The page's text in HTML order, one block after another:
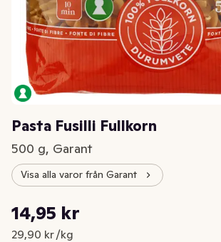
Pasta Fusilli Fullkorn
500 g, Garant
Visa alla varor från Garant
Nuvarande pris är: 14,95 kr
14,95 kr
29,90 kr /kg
Styckpris: 29,90 kr /kg